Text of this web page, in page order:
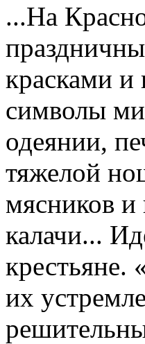
...На
красками и
символы
одеянии,
тяжелой
мясников и
калачи...
крестьяне.
их